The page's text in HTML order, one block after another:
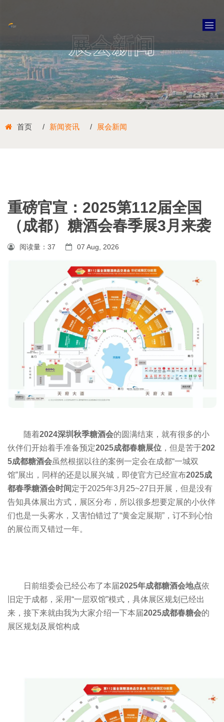
展会新闻
首页 新闻资讯 展会新闻
重磅官宣：2025第112届全国
（成都）糖酒会春季展3月来袭
阅读量： 37 07 Aug, 2026
随着2024深圳秋季糖酒会的圆满结束，就有很多的小
伙伴们开始着手准备预定2025成都春糖展位 ，但是苦于202
5成都糖酒会虽然根据以往的案例一定会在成都“一城双
馆”展出，同样的还是以展兴城，即使官方已经宣布2025成
都春季糖酒会时间定于2025年3月25~27日开展，但是没有
告知具体展出方式，展区分布，所以很多想要定展的小伙伴
们也是一头雾水，又害怕错过了“黄金定展期”，订不到心怡
的展位而又错过一年。
日前组委会已经公布了本届2025年成都糖酒会地点依
旧定于成都，采用“一层双馆”模式，具体展区规划已经出
来，接下来就由我为大家介绍一下本届2025成都春糖会的
展区规划及展馆构成